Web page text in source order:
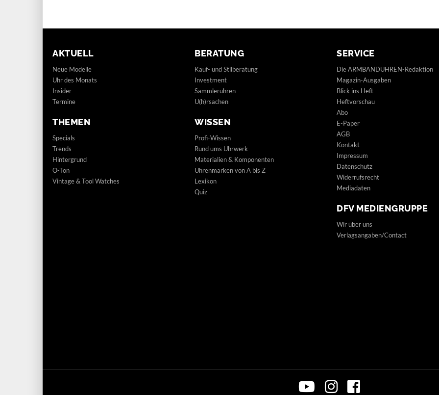
AKTUELL
Neue Modelle
Uhr des Monats
Insider
Termine
THEMEN
Specials
Trends
Hintergrund
O-Ton
Vintage & Tool Watches
BERATUNG
Kauf- und Stilberatung
Investment
Sammleruhren
U(h)rsachen
WISSEN
Profi-Wissen
Rund ums Uhrwerk
Materialien & Komponenten
Uhrenmarken von A bis Z
Lexikon
Quiz
SERVICE
Die ARMBANDUHREN-Redaktion
Magazin-Ausgaben
Blick ins Heft
Heftvorschau
Abo
E-Paper
AGB
Kontakt
Impressum
Datenschutz
Widerrufsrecht
Mediadaten
DFV MEDIENGRUPPE
Wir über uns
Verlagsangaben/Contact